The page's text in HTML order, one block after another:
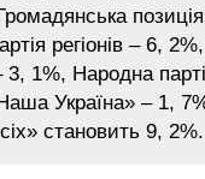
регіонів – 6,
3, 1%, Народна
Україна» – 1,
становить 9, 2%.